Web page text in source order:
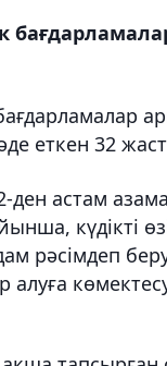
еткен 32
ден астам
күдікті
рәсімдеп